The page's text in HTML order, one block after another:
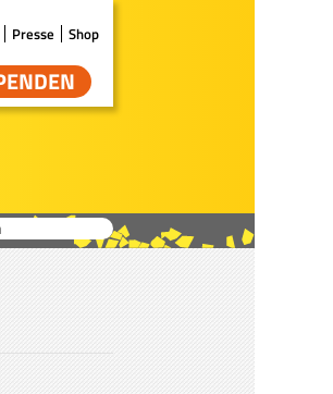
Presse Shop